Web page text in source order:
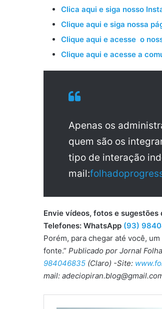
Clica aqui e siga nosso
Clique aqui e siga nossa
Clique aqui e acesse o
Clique aqui e acesse a
Apenas os
quem são os
tipo de interação
mail:
Envie vídeos, fotos e sugestões
Telefones: WhatsApp (93)
Porém, para chegar até você,
fonte.” Publicado por Jornal
984046835 (Claro) -Site:
mail: